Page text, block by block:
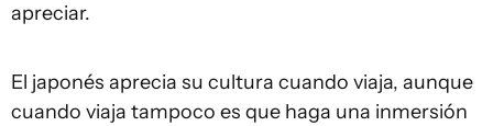
apreciar.
El japonés aprecia su cultura cuando viaja, aunque
cuando viaja tampoco es que haga una inmersión